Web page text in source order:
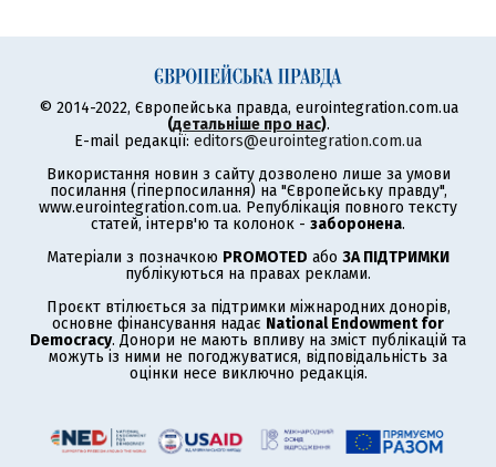
© 2014-2022, Європейська правда, eurointegration.com.ua
(детальніше про нас).
E-mail редакції: editors@eurointegration.com.ua
Використання новин з сайту дозволено лише за умови
посилання (гіперпосилання) на "Європейську правду",
www.eurointegration.com.ua. Републікація повного тексту
статей, інтерв'ю та колонок - заборонена.
Матеріали з позначкою PROMOTED або ЗА ПІДТРИМКИ
публікуються на правах реклами.
Проєкт втілюється за підтримки міжнародних донорів,
основне фінансування надає National Endowment for
Democracy. Донори не мають впливу на зміст публікацій та
можуть із ними не погоджуватися, відповідальність за
оцінки несе виключно редакція.